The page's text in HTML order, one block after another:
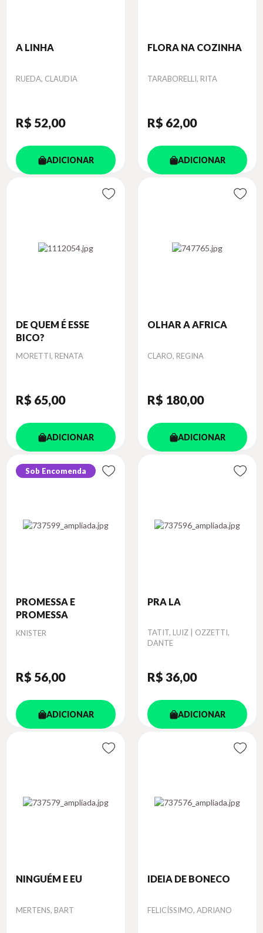
A LINHA
Autor
RUEDA, CLAUDIA
R$ 52,00
ADICIONAR
FLORA NA COZINHA
Autor
TARABORELLI, RITA
R$ 62,00
ADICIONAR
DE QUEM É ESSE
BICO?
Autor
MORETTI, RENATA
R$ 65,00
ADICIONAR
OLHAR A AFRICA
Autor
CLARO, REGINA
R$ 180,00
ADICIONAR
Sob Encomenda
PROMESSA E
PROMESSA
Autor
KNISTER
R$ 56,00
ADICIONAR
PRA LA
Autor
TATIT, LUIZ | OZZETTI,
DANTE
R$ 36,00
ADICIONAR
NINGUÉM E EU
Autor
MERTENS, BART
IDEIA DE BONECO
Autor
FELICÍSSIMO, ADRIANO